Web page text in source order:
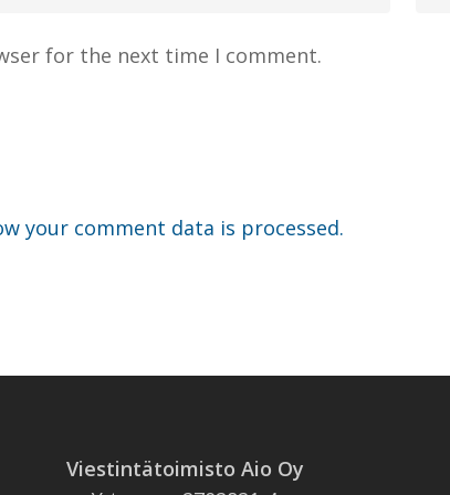
for the next time I comment.
your comment data is processed.
Viestintätoimisto Aio Oy